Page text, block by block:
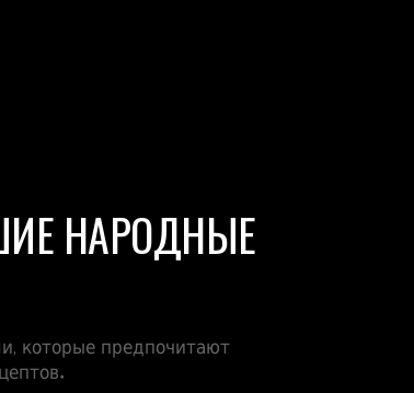
НАРОДНЫЕ
которые предпочитают